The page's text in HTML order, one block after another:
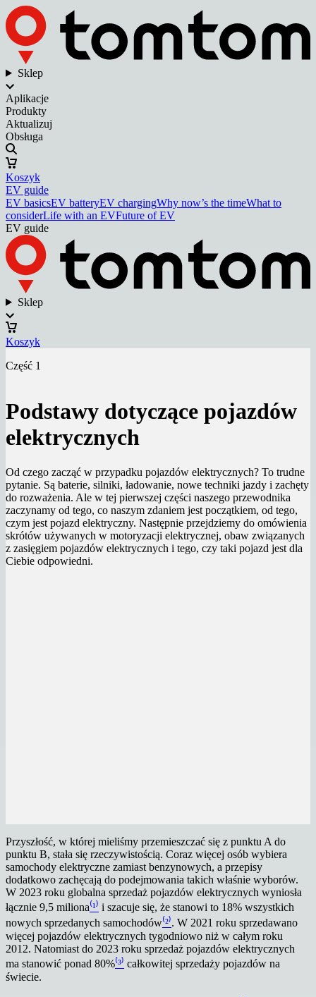
Sklep
Aplikacje
Produkty
Aktualizuj
Obsługa
Koszyk
EV guide
EV basicsEV batteryEV chargingWhy now’s the timeWhat to
considerLife with an EVFuture of EV
EV guide
Sklep
Koszyk
Część 1
Podstawy dotyczące pojazdów
elektrycznych
Od czego zacząć w przypadku pojazdów elektrycznych? To trudne
pytanie. Są baterie, silniki, ładowanie, nowe techniki jazdy i zachęty
do rozważenia. Ale w tej pierwszej części naszego przewodnika
zaczynamy od tego, co naszym zdaniem jest początkiem, od tego,
czym jest pojazd elektryczny. Następnie przejdziemy do omówienia
skrótów używanych w motoryzacji elektrycznej, obaw związanych
z zasięgiem pojazdów elektrycznych i tego, czy taki pojazd jest dla
Ciebie odpowiedni.
Przyszłość, w której mieliśmy przemieszczać się z punktu A do
punktu B, stała się rzeczywistością. Coraz więcej osób wybiera
samochody elektryczne zamiast benzynowych, a przepisy
dodatkowo zachęcają do podejmowania takich właśnie wyborów.
W 2023 roku globalna sprzedaż pojazdów elektrycznych wyniosła
łącznie 9,5 miliona⁽¹⁾ i szacuje się, że stanowi to 18% wszystkich
nowych sprzedanych samochodów⁽²⁾. W 2021 roku sprzedawano
więcej pojazdów elektrycznych tygodniowo niż w całym roku
2012. Natomiast do 2023 roku sprzedaż pojazdów elektrycznych
ma stanowić ponad 80%⁽³⁾ całkowitej sprzedaży pojazdów na
świecie.